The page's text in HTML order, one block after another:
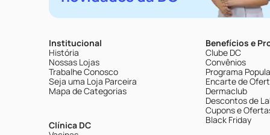
Institucional
História
Nossas Lojas
Trabalhe Conosco
Seja uma Loja Parceira
Mapa de Categorias
Clínica DC
Benefícios e
Clube DC
Convênios
Programa
Encarte de
Dermaclub
Descontos de
Cupons e
Black Friday